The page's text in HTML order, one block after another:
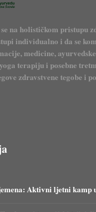
na holističkom pristupu
individualno i da se
medicine,
terapiju i posebne
zdravstvene tegobe i
Aktivni ljetni kamp